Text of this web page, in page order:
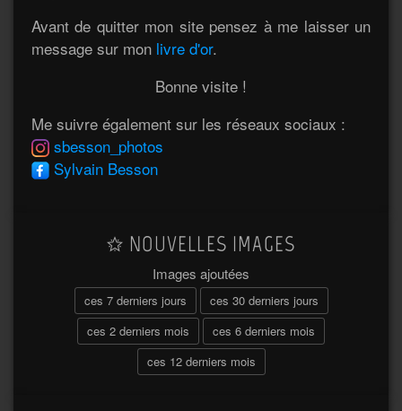
Avant de quitter mon site pensez à me laisser un
message sur mon livre d'or.
Bonne visite !
Me suivre également sur les réseaux sociaux :
sbesson_photos
Sylvain Besson
NOUVELLES IMAGES
Images ajoutées
ces 7 derniers jours
ces 30 derniers jours
ces 2 derniers mois
ces 6 derniers mois
ces 12 derniers mois